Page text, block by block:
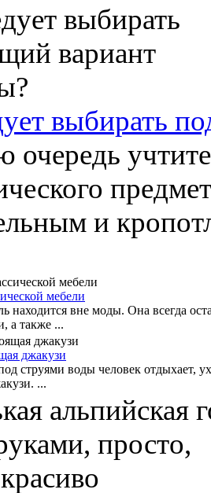
выбирать
очередь
и
мебели
находится вне моды. Она всегда
а также ...
джакузи
струями воды человек отдыхает,
...